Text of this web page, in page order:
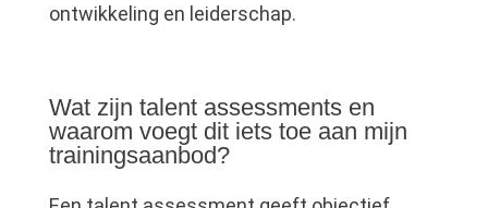
ontwikkeling en leiderschap.
Wat zijn talent assessments en
waarom voegt dit iets toe aan mijn
trainingsaanbod?